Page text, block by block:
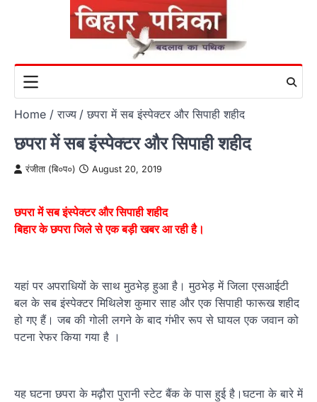
Home राज्य छपरा में सब इंस्पेक्टर और सिपाही शहीद
छपरा में सब इंस्पेक्टर और सिपाही शहीद
रंजीता (बि०प०) August 20, 2019
छपरा में सब इंस्पेक्टर और सिपाही शहीद
बिहार के छपरा जिले से एक बड़ी खबर आ रही है।
यहां पर अपराधियों के साथ मुठभेड़ हुआ है। मुठभेड़ में जिला एसआईटी
बल के सब इंस्पेक्टर मिथिलेश कुमार साह और एक सिपाही फारूख शहीद
हो गए हैं। जब की गोली लगने के बाद गंभीर रूप से घायल एक जवान को
पटना रेफर किया गया है ।
यह घटना छपरा के मढ़ौरा पुरानी स्टेट बैंक के पास हुई है।घटना के बारे में